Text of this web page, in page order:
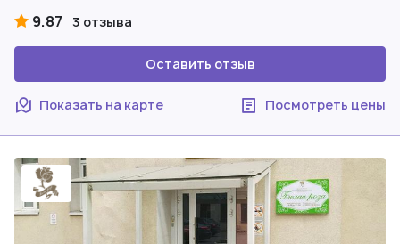
9.87 3 отзыва
Оставить отзыв
Показать на карте Посмотреть цены